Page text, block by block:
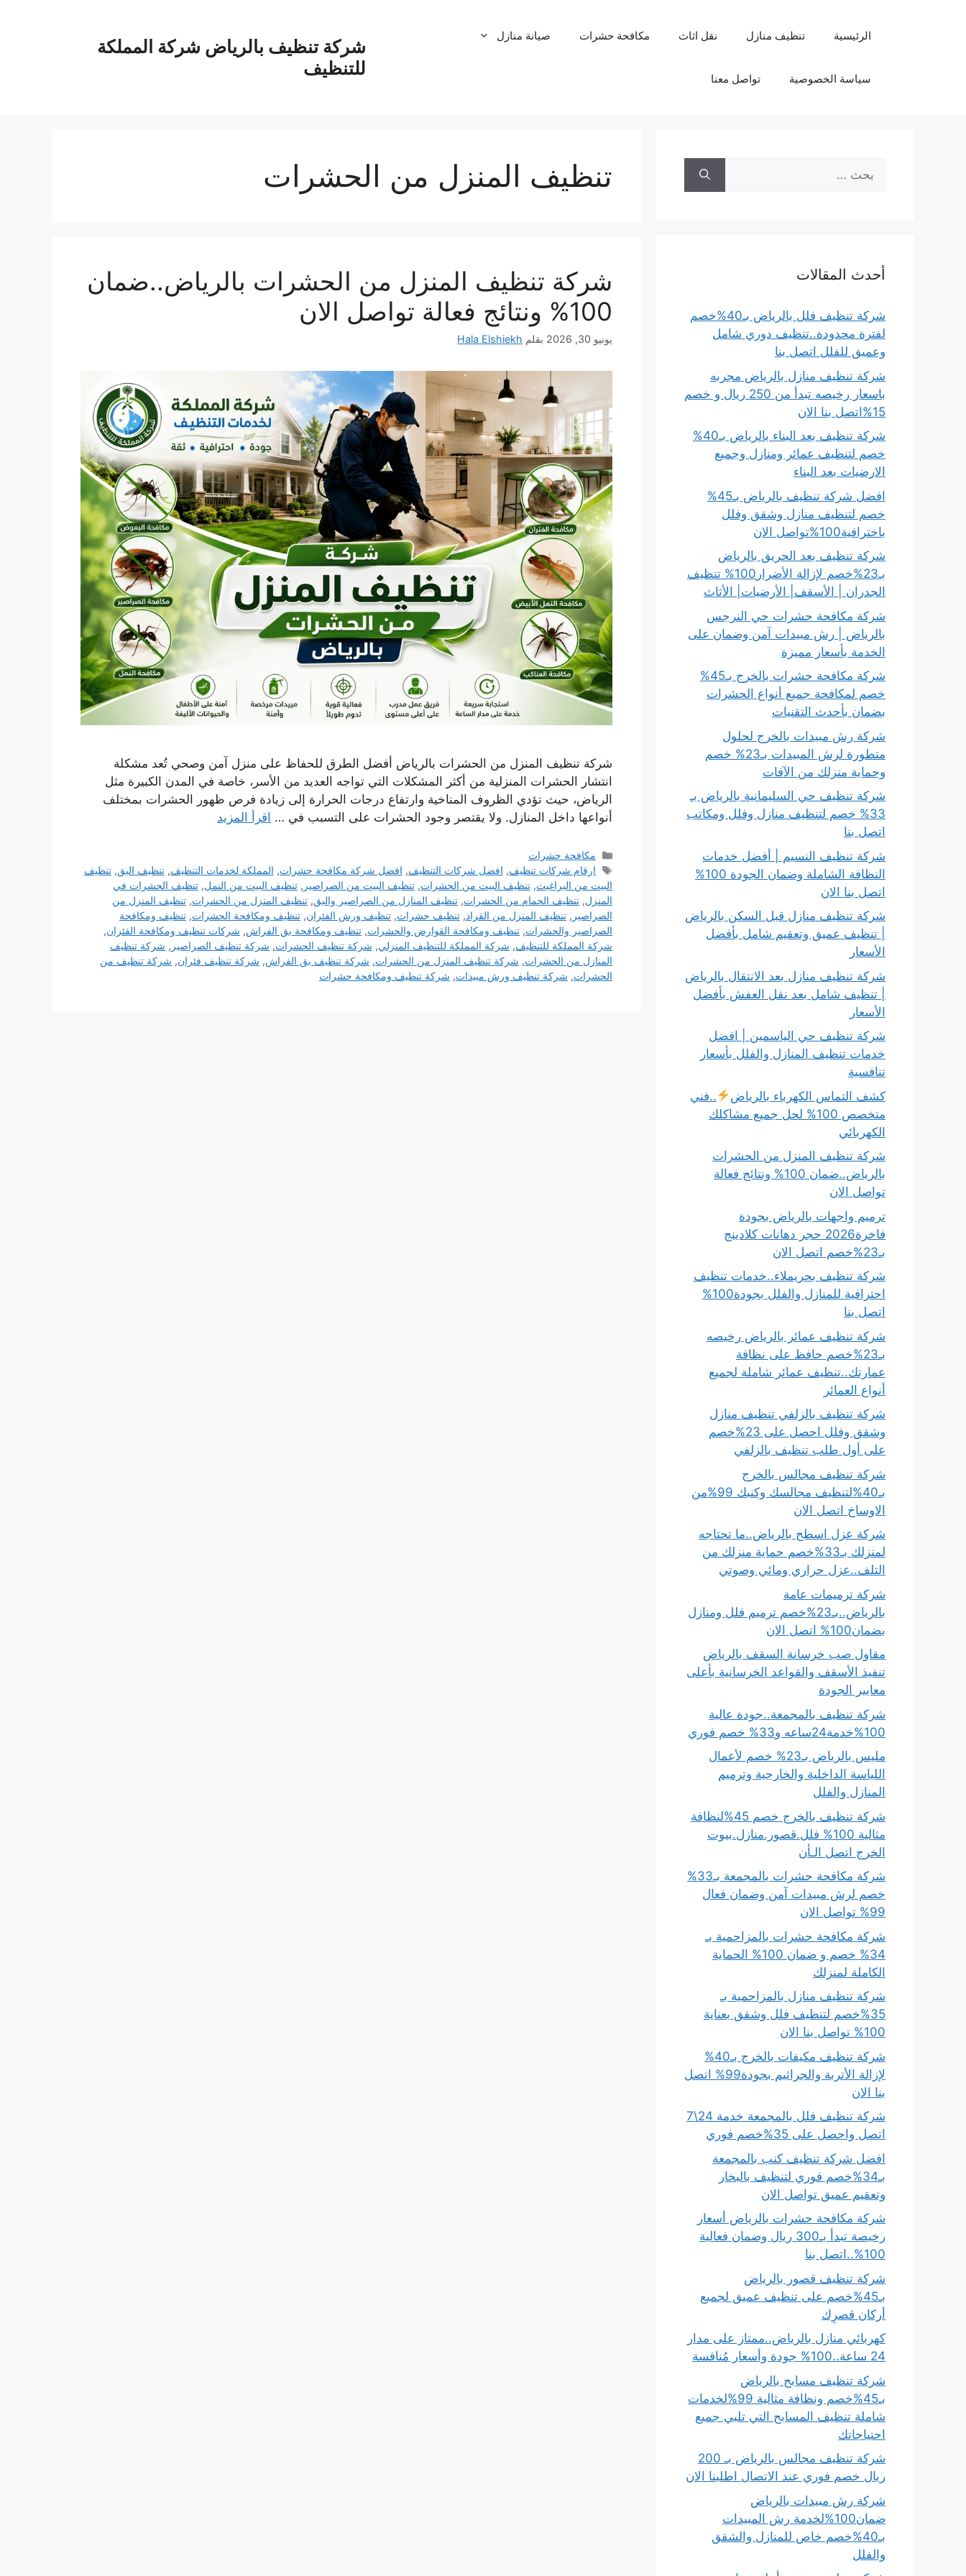
شركة تنظيف بالرياض شركة المملكة
للتنظيف
الرئيسية تنظيف منازل نقل اثاث مكافحة حشرات صيانة منازل
سياسة الخصوصية تواصل معنا
تنظيف المنزل من الحشرات
شركة تنظيف المنزل من الحشرات بالرياض..ضمان
100% ونتائج فعالة تواصل الان
يونيو 30, 2026 بقلم Hala Elshiekh
شركة تنظيف المنزل من الحشرات بالرياض أفضل الطرق للحفاظ على منزل آمن وصحي تُعد مشكلة
انتشار الحشرات المنزلية من أكثر المشكلات التي تواجه العديد من الأسر، خاصة في المدن الكبيرة مثل
الرياض، حيث تؤدي الظروف المناخية وارتفاع درجات الحرارة إلى زيادة فرص ظهور الحشرات بمختلف
أنواعها داخل المنازل. ولا يقتصر وجود الحشرات على التسبب في … اقرأ المزيد
التصنيفات
مكافحة حشرات
الوسوم
ارقام شركات تنظيف, افضل شركات التنظيف, افضل شركة مكافحة حشرات, المملكة لخدمات التنظيف,تنظيف البق,تنظيف
البيت من البراغيث, تنظيف البيت من الحشرات, تنظيف البيت من الصراصير , تنظيف البيت من النمل, تنظيف الحشرات في
المنزل, تنظيف الحمام من الحشرات, تنظيف المنازل من الصراصير والبق, تنظيف المنزل من الحشرات, تنظيف المنزل من
الصراصير , تنظيف المنزل من القراد, تنظيف حشرات, تنظيف ورش الفئران, تنظيف ومكافحة الحشرات, تنظيف ومكافحة
الصراصير والحشرات, تنظيف ومكافحة القوارض والحشرات, تنظيف ومكافحة بق الفراش, شركات تنظيف ومكافحة الفئران,
شركة المملكة للتنظيف, شركة المملكة للتنظيف المنزلي, شركة تنظيف الحشرات, شركة تنظيف الصراصير , شركة تنظيف
المنازل من الحشرات, شركة تنظيف المنزل من الحشرات, شركة تنظيف بق الفراش, شركة تنظيف فئران, شركة تنظيف من
الحشرات, شركة تنظيف ورش مبيدات, شركة تنظيف ومكافحة حشرات
عن:
أحدث المقالات
شركة تنظيف فلل بالرياض بـ40%خصم
لفترة محدودة..تنظيف دوري شامل
وعميق للفلل اتصل بنا
شركة تنظيف منازل بالرياض مجربه
باسعار رخيصه تبدأ من 250 ريال و خصم
15%اتصل بنا الان
شركة تنظيف بعد البناء بالرياض بـ40%
خصم لتنظيف عمائر ومنازل وجميع
الارضيات بعد البناء
افضل شركة تنظيف بالرياض بـ45%
خصم لتنظيف منازل وشقق وفلل
باخترافية100%تواصل الان
شركة تنظيف بعد الحريق بالرياض
بـ23%خصم لإزالة الأضرار100% تنظيف
الجدران | الأسقف| الأرضيات| الأثاث
شركة مكافحة حشرات حي النرجس
بالرياض | رش مبيدات آمن وضمان على
الخدمة بأسعار مميزة
شركة مكافحة حشرات بالخرج بـ45%
خصم لمكافحة جميع أنواع الحشرات
بضمان بأحدث التقنيات
شركة رش مبيدات بالخرج لحلول
متطورة لرش المبيدات بـ23% خصم
وحماية منزلك من الآفات
شركة تنظيف حي السليمانية بالرياض بـ
33% خصم لتنظيف منازل وفلل ومكاتب
اتصل بنا
شركة تنظيف النسيم | أفضل خدمات
النظافة الشاملة وضمان الجودة 100%
اتصل بنا الان
شركة تنظيف منازل قبل السكن بالرياض
| تنظيف عميق وتعقيم شامل بأفضل
الأسعار
شركة تنظيف منازل بعد الانتقال بالرياض
| تنظيف شامل بعد نقل العفش بأفضل
الأسعار
شركة تنظيف حي الياسمين | افضل
خدمات تنظيف المنازل والفلل بأسعار
تنافسية
كشف التماس الكهرباء بالرياض
..فني
متخصص 100% لحل جميع مشاكلك
الكهربائي
شركة تنظيف المنزل من الحشرات
بالرياض..ضمان 100% ونتائج فعالة
تواصل الان
ترميم واجهات بالرياض بجودة
فاخرة2026 حجر دهانات كلادينج
بـ23%خصم اتصل الان
شركة تنظيف بحريملاء..خدمات تنظيف
احترافية للمنازل والفلل بجودة100%
اتصل بنا
شركة تنظيف عمائر بالرياض رخيصه
بـ23%خصم حافظ على نظافة
عمارتك..تنظيف عمائر شاملة لجميع
أنواع العمائر
شركة تنظيف بالزلفي تنظيف منازل
وشقق وفلل احصل على 23%خصم
على أول طلب تنظيف بالزلفي
شركة تنظيف مجالس بالخرج
بـ40%لتنظيف مجالسك وكنبك 99%من
الاوساخ اتصل الان
شركة عزل اسطح بالرياض..ما تحتاجه
لمنزلك بـ33%خصم حماية منزلك من
التلف..عزل حراري ومائي وصوتي
شركة ترميمات عامة
بالرياض..بـ23%خصم ترميم فلل ومنازل
بضمان100% اتصل الان
مقاول صب خرسانة السقف بالرياض
تنفيذ الأسقف والقواعد الخرسانية بأعلى
معايير الجودة
شركة تنظيف بالمجمعة..جودة عالية
100%خدمة24ساعه و33% خصم فوري
مليس بالرياض بـ23% خصم لأعمال
اللياسة الداخلية والخارجية وترميم
المنازل والفلل
شركة تنظيف بالخرج خصم 45%لنظافة
مثالية 100% فلل.قصور.منازل.بيوت
الخرج اتصل الـأن
شركة مكافحة حشرات بالمجمعة بـ33%
خصم لرش مبيدات آمن وضمان فعال
99% تواصل الان
شركة مكافحة حشرات بالمزاحمية بـ
34% خصم و ضمان 100% الحماية
الكاملة لمنزلك
شركة تنظيف منازل بالمزاحمية بـ
35%خصم لتنظيف فلل وشقق بعناية
100% تواصل بنا الان
شركة تنظيف مكيفات بالخرج بـ40%
لإزالة الأتربة والجراثيم بجودة99% اتصل
بنا الان
شركة تنظيف فلل بالمجمعة خدمة 24\7
اتصل واحصل على 35%خصم فوري
افضل شركة تنظيف كنب بالمجمعة
بـ34%خصم فوري لتنظيف بالبخار
وتعقيم عميق تواصل الان
شركة مكافحة حشرات بالرياض أسعار
رخيصة تبدأ بـ300 ريال وضمان فعالية
100%..اتصل بنا
شركة تنظيف قصور بالرياض
بـ45%خصم على تنظيف عميق لجميع
أركان قصرِك
كهربائي منازل بالرياض..ممتاز على مدار
24 ساعة..100% جودة وأسعار مُنافسة
شركة تنظيف مسابح بالرياض
بـ45%خصم ونظافة مثالية 99%لخدمات
شاملة تنظيف المسابح التي تلبي جميع
احتياجاتك
شركة تنظيف مجالس بالرياض بـ 200
ريال خصم فوري عند الاتصال اطلبنا الان
شركة رش مبيدات بالرياض
ضمان100%لخدمة رش المبيدات
بـ40%خصم خاص للمنازل والشقق
والفلل